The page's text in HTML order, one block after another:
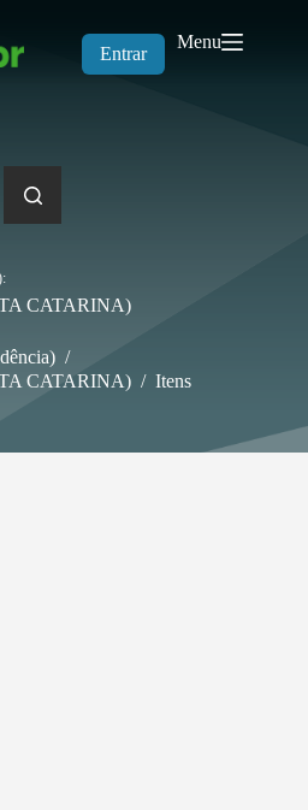
Entrar
Menu
CATARINA)
/
CATARINA) / Itens